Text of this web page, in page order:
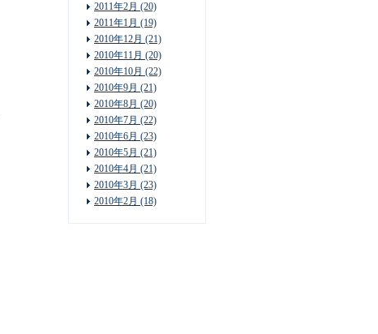
2011年2月 (20)
2011年1月 (19)
2010年12月 (21)
2010年11月 (20)
2010年10月 (22)
2010年9月 (21)
2010年8月 (20)
2010年7月 (22)
2010年6月 (23)
2010年5月 (21)
2010年4月 (21)
2010年3月 (23)
2010年2月 (18)